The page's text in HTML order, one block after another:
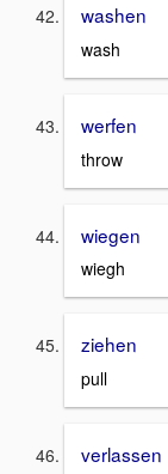
washen
wash
werfen
throw
wiegen
wiegh
ziehen
pull
verlassen